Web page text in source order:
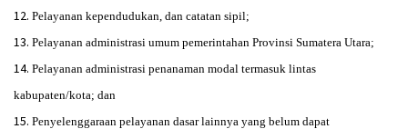
Pelayanan kependudukan, dan catatan sipil;
Pelayanan administrasi umum pemerintahan Provinsi Sumatera Utara;
Pelayanan administrasi penanaman modal termasuk lintas
kabupaten/kota; dan
Penyelenggaraan pelayanan dasar lainnya yang belum dapat